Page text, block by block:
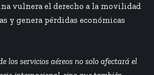
vulnera el derecho a la movilidad
y genera pérdidas económicas
los servicios aéreos no solo afectará el